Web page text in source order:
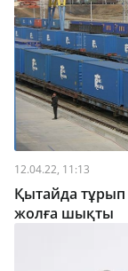
12.04.22, 11:13
Қытайда тұрып
жолға шықты